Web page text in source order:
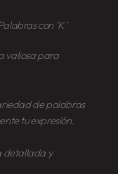
con ‘K’
valiosa para
de palabras
tu expresión.
detallada y